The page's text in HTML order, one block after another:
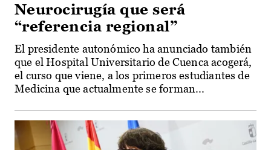
Neurocirugía que será
“referencia regional”
El presidente autonómico ha anunciado también
que el Hospital Universitario de Cuenca acogerá,
el curso que viene, a los primeros estudiantes de
Medicina que actualmente se forman...